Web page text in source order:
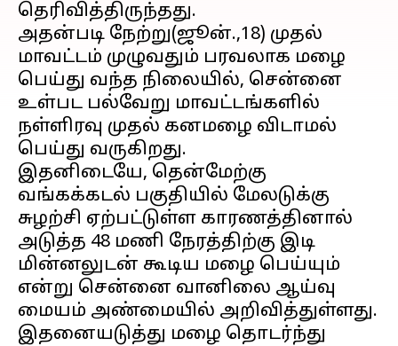
தெரிவித்திருந்தது.
அதன்படி நேற்று(ஜூன்.,18) முதல்
மாவட்டம் முழுவதும் பரவலாக மழை
பெய்து வந்த நிலையில், சென்னை
உள்பட பல்வேறு மாவட்டங்களில்
நள்ளிரவு முதல் கனமழை விடாமல்
பெய்து வருகிறது.
இதனிடையே, தென்மேற்கு
வங்கக்கடல் பகுதியில் மேலடுக்கு
சுழற்சி ஏற்பட்டுள்ள காரணத்தினால்
அடுத்த 48 மணி நேரத்திற்கு இடி
மின்னலுடன் கூடிய மழை பெய்யும்
என்று சென்னை வானிலை ஆய்வு
மையம் அண்மையில் அறிவித்துள்ளது.
இதனையடுத்து மழை தொடர்ந்து